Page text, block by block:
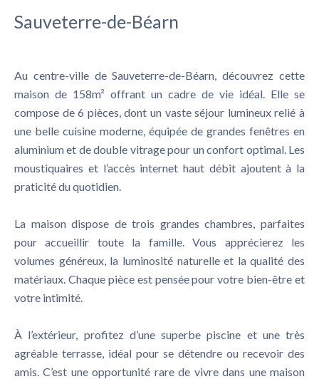
Sauveterre-de-Béarn
Au centre-ville de Sauveterre-de-Béarn, découvrez cette
maison de 158m² offrant un cadre de vie idéal. Elle se
compose de 6 pièces, dont un vaste séjour lumineux relié à
une belle cuisine moderne, équipée de grandes fenêtres en
aluminium et de double vitrage pour un confort optimal. Les
moustiquaires et l’accès internet haut débit ajoutent à la
praticité du quotidien.
La maison dispose de trois grandes chambres, parfaites
pour accueillir toute la famille. Vous apprécierez les
volumes généreux, la luminosité naturelle et la qualité des
matériaux. Chaque pièce est pensée pour votre bien-être et
votre intimité.
À l’extérieur, profitez d’une superbe piscine et une très
agréable terrasse, idéal pour se détendre ou recevoir des
amis. C’est une opportunité rare de vivre dans une maison